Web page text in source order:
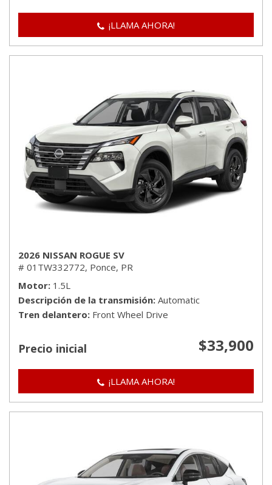
¡LLAMA AHORA!
2026 NISSAN ROGUE SV
# 01TW332772, Ponce, PR
Motor 1.5L
Descripción de la transmisión Automatic
Tren delantero Front Wheel Drive
Precio inicial $33,900
¡LLAMA AHORA!